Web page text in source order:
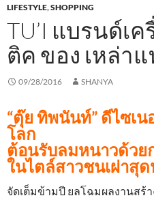
LIFESTYLE,SHOPPING
TU’I แบรนด์เ
ติค ของ เหล่า
09/28/2016 SHANYA
“ตุ๊ย ทิพนันท์” ดีไซเ
โลก
ต้อนรับลมหนาวด้วย
ในไตล์สาวชนเผ่าสุ
จัดเต็มข้ามปี ยลโฉมผลงานสร้